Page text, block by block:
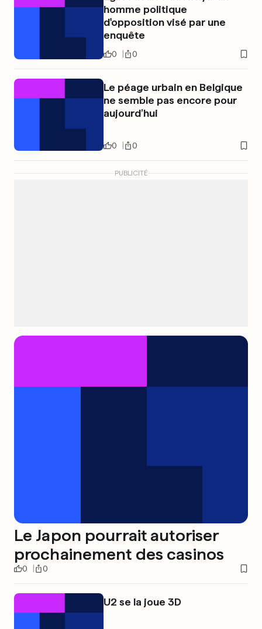
homme politique
d'opposition visé par une
enquête
0 0
Le péage urbain en Belgique
ne semble pas encore pour
aujourd’hui
0 0
PUBLICITÉ
Le Japon pourrait autoriser
prochainement des casinos
0 0
U2 se la joue 3D